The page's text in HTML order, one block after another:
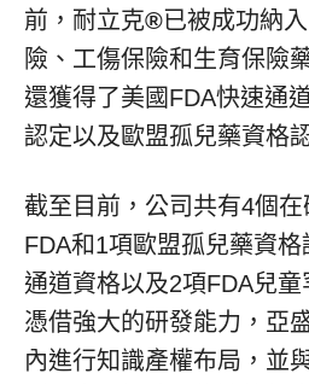
前，耐立克®已被成功納
險、工傷保險和生育保險
還獲得了美國FDA快速通
認定以及歐盟孤兒藥資格
截至目前，公司共有4個
FDA和1項歐盟孤兒藥資
通道資格以及2項FDA兒童
憑借強大的研發能力，亞
內進行知識產權布局，並